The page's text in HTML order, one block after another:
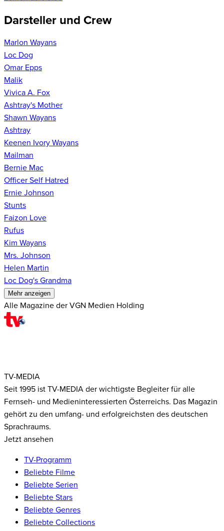
Darsteller und Crew
Marlon Wayans
Loc Dog
Omar Epps
Malik
Vivica A. Fox
Ashtray's Mother
Shawn Wayans
Ashtray
Keenen Ivory Wayans
Mailman
Bernie Mac
Officer Self Hatred
Ernie Johnson
Stunts
Faizon Love
Rufus
Kim Wayans
Mrs. Johnson
Helen Martin
Loc Dog's Grandma
Mehr anzeigen
Alle Magazine der VGN Medien Holding
TV-MEDIA
Seit 1995 ist TV-MEDIA der wichtigste Begleiter für alle
Fernseh- und Medieninteressierten Österreichs. Das Magazin
gehört zu den umfang- und erfolgreichsten des deutschen
Sprachraums.
Jetzt ansehen
TV-Programm
Beliebte Filme
Beliebte Serien
Beliebte Stars
Beliebte Genres
Beliebte Collections